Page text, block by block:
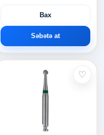
Bax
Səbətə at
♡